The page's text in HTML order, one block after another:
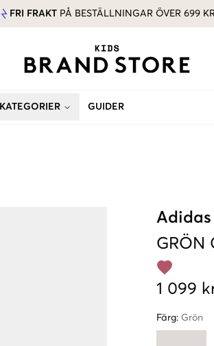
FRI FRAKT PÅ BESTÄLLNINGAR ÖVER 699 KR
KATEGORIER GUIDER
GRÖN
1 099
Färg: Grön